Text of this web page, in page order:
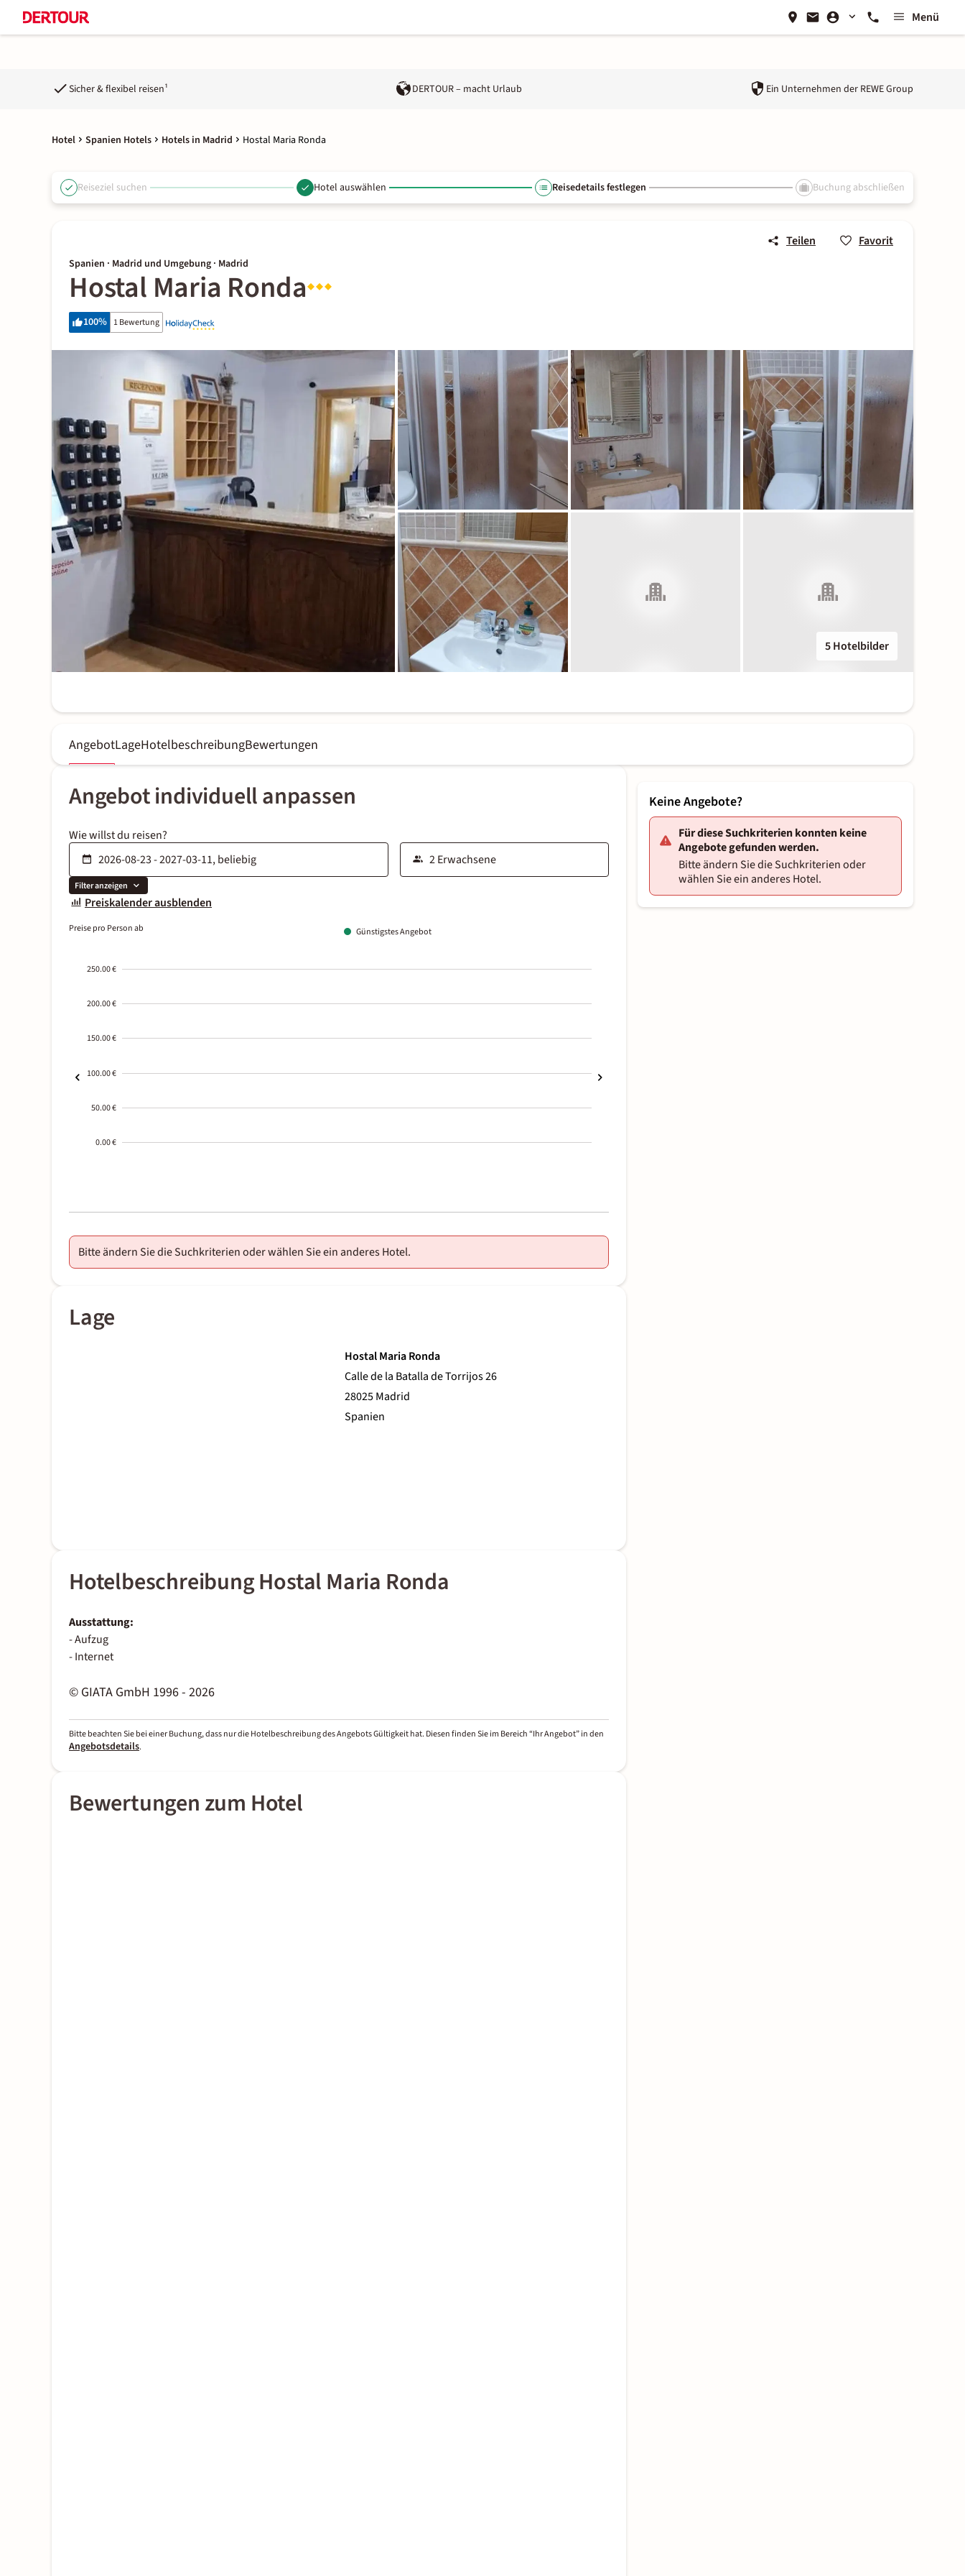
Menü
Sicher & flexibel reisen¹ DERTOUR – macht Urlaub Ein Unternehmen der REWE Group
Hotel Spanien Hotels Hotels in Madrid Hostal Maria Ronda
Reiseziel suchen Hotel auswählen Reisedetails festlegen Buchung abschließen
Teilen Favorit
Spanien · Madrid und Umgebung · Madrid
Hostal Maria Ronda
100% 1 Bewertung
5 Hotelbilder
AngebotLageHotelbeschreibungBewertungen
Angebot individuell anpassen
Wie willst du reisen?
Filter anzeigen
Preiskalender ausblenden
Preise pro Person ab Günstigstes Angebot
250.00 €
200.00 €
150.00 €
100.00 €
50.00 €
0.00 €
01-02
Bitte ändern Sie die Suchkriterien oder wählen Sie ein anderes Hotel.
Lage
Hostal Maria Ronda
Calle de la Batalla de Torrijos 26
28025 Madrid
Spanien
Hotelbeschreibung Hostal Maria Ronda
Ausstattung:
- Aufzug
- Internet
© GIATA GmbH 1996 - 2026
Bitte beachten Sie bei einer Buchung, dass nur die Hotelbeschreibung des Angebots Gültigkeit hat. Diesen finden Sie im Bereich “Ihr Angebot” in den
Angebotsdetails.
Bewertungen zum Hotel
Keine Angebote?
Für diese Suchkriterien konnten keine
Angebote gefunden werden.
Bitte ändern Sie die Suchkriterien oder
wählen Sie ein anderes Hotel.